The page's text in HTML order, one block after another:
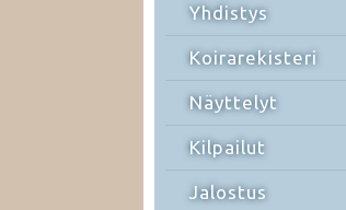
Yhdistys
Koirarekisteri
Näyttelyt
Kilpailut
Jalostus